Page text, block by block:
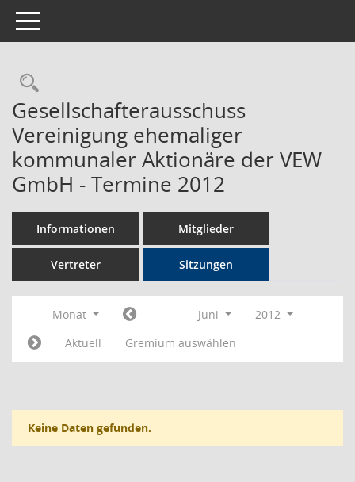
Toggle navigation
Rechercheauswahl
Gesellschafterausschuss
Vereinigung ehemaliger
kommunaler Aktionäre der VEW
GmbH - Termine 2012
Informationen Mitglieder
Vertreter Sitzungen
Monat Juni
2012
Aktuell
Gremium auswählen
Keine Daten gefunden.